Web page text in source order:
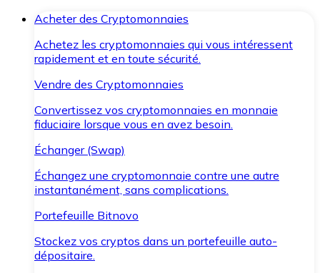
Acheter des Cryptomonnaies
Achetez les cryptomonnaies qui vous intéressent
rapidement et en toute sécurité.
Vendre des Cryptomonnaies
Convertissez vos cryptomonnaies en monnaie
fiduciaire lorsque vous en avez besoin.
Échanger (Swap)
Échangez une cryptomonnaie contre une autre
instantanément, sans complications.
Portefeuille Bitnovo
Stockez vos cryptos dans un portefeuille auto-
dépositaire.